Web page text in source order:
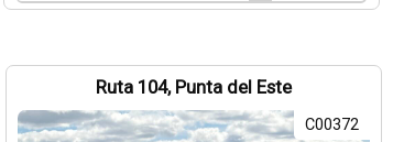
Ruta 104, Punta del Este
C00372